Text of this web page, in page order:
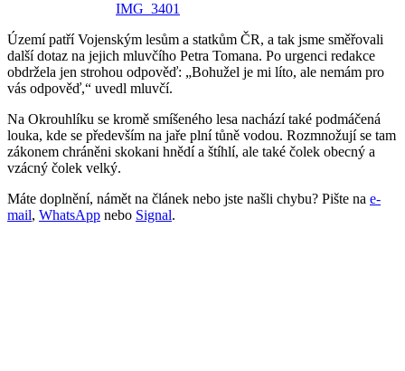
IMG_3401
Území patří Vojenským lesům a statkům ČR, a tak jsme směřovali
další dotaz na jejich mluvčího Petra Tomana. Po urgenci redakce
obdržela jen strohou odpověď: „Bohužel je mi líto, ale nemám pro
vás odpověď,“ uvedl mluvčí.
Na Okrouhlíku se kromě smíšeného lesa nachází také podmáčená
louka, kde se především na jaře plní tůně vodou. Rozmnožují se tam
zákonem chráněni skokani hnědí a štíhlí, ale také čolek obecný a
vzácný čolek velký.
Máte doplnění, námět na článek nebo jste našli chybu? Pište na e-
mail, WhatsApp nebo Signal.